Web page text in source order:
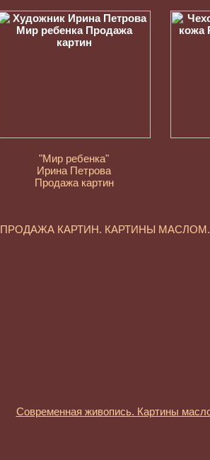
"Мир ребенка"
Ирина Петрова
Продажа картин
ПРОДАЖА КАРТИН. КАРТИНЫ
Современная живопись. Картины